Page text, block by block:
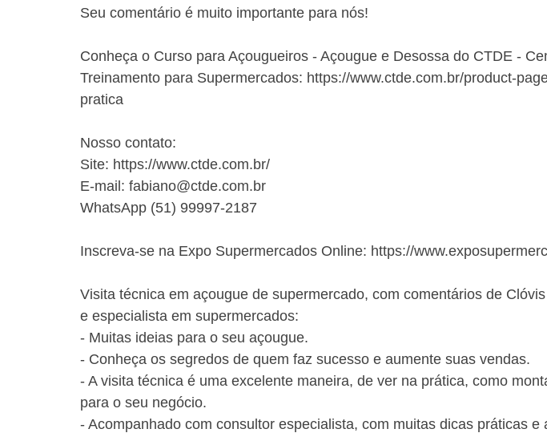
Seu comentário é muito importante para nós!
Conheça o Curso para Açougueiros - Açougue e Desossa do CTDE -
Treinamento para Supermercados: https://www.ctde.com.br/product-
pratica
Nosso contato:
Site: https://www.ctde.com.br/
E-mail: fabiano@ctde.com.br
WhatsApp (51) 99997-2187
Inscreva-se na Expo Supermercados Online: https://
Visita técnica em açougue de supermercado, com comentários de
e especialista em supermercados:
- Muitas ideias para o seu açougue.
- Conheça os segredos de quem faz sucesso e aumente suas vendas.
- A visita técnica é uma excelente maneira, de ver na prática, como
para o seu negócio.
- Acompanhado com consultor especialista, com muitas dicas práticas e